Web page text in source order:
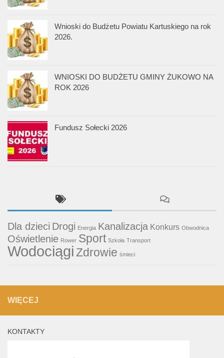
Wnioski do Budżetu Powiatu Kartuskiego na rok
2026.
WNIOSKI DO BUDŻETU GMINY ŻUKOWO NA
ROK 2026
Fundusz Sołecki 2026
Dla dzieci Drogi Energia Kanalizacja Konkurs Obwodnica
Oświetlenie Rower Sport Szkoła Transport
WodociągiZdrowie śmieci
WIĘCEJ
KONTAKTY